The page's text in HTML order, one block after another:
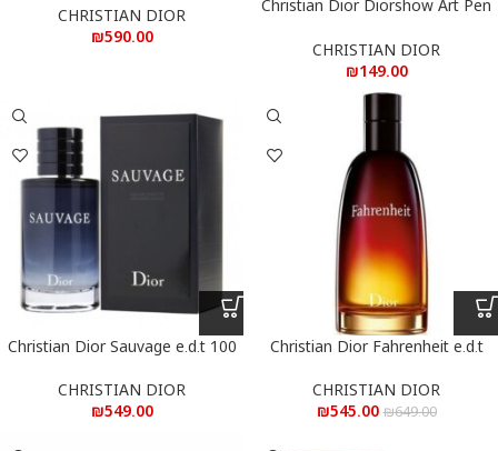
Christian Dior Diorshow Art Pen
שואו עיפרון ציור איילנייר שחור
CHRISTIAN DIOR
₪149.00
CHRISTIAN DIOR
₪590.00
Christian Dior Fahrenheit e.d.t
א.ד.ט 200 מ”ל
CHRISTIAN DIOR
₪649.00
₪545.00
Christian Dior Sauvage e.d.t 100
מ”ל
CHRISTIAN DIOR
₪549.00